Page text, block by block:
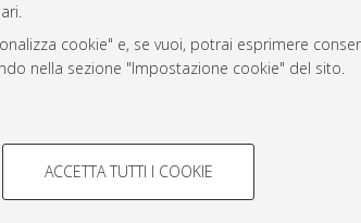
cookie" e, se vuoi, potrai esprimere
nella sezione "Impostazione cookie" del sito.
COOKIE TECNICI -
ACCETTA TUTTI I COOKIE
da